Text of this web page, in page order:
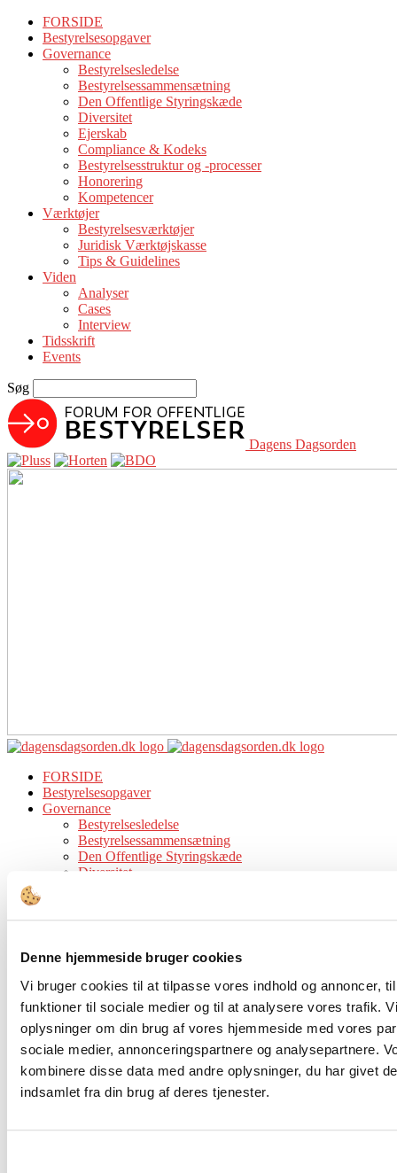
Denne hjemmeside bruger cookies
Vi bruger cookies til at tilpasse vores indhold og annoncer,
funktioner til sociale medier og til at analysere vores trafik.
oplysninger om din brug af vores hjemmeside med vores
sociale medier, annonceringspartnere og analysepartnere.
kombinere disse data med andre oplysninger, du har givet
indsamlet fra din brug af deres tjenester.
FORSIDE
Bestyrelsesopgaver
Governance
Bestyrelsesledelse
Bestyrelsessammensætning
Den Offentlige Styringskæde
Diversitet
Ejerskab
Compliance & Kodeks
Bestyrelsesstruktur og -processer
Honorering
Kompetencer
Værktøjer
Bestyrelsesværktøjer
Juridisk Værktøjskasse
Tips & Guidelines
Viden
Analyser
Cases
Interview
Tidsskrift
Events
Søg
Dagens Dagsorden
FORSIDE
Bestyrelsesopgaver
Governance
Bestyrelsesledelse
Bestyrelsessammensætning
Den Offentlige Styringskæde
Diversitet
Bestyrelsesstruktur og -processer
Kompetencer
Værktøjer
Bestyrelsesværktøjer
Juridisk Værktøjskasse
Tips & Guidelines
Viden
Analyser
Cases
Interview
Tidsskrift